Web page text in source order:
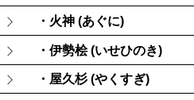
・火神 (あぐに)
・伊勢桧 (いせひのき)
・屋久杉 (やくすぎ)